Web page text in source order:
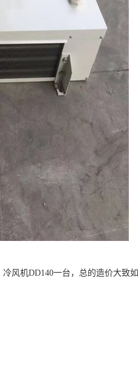
风机DD140一台，总的造价大致如